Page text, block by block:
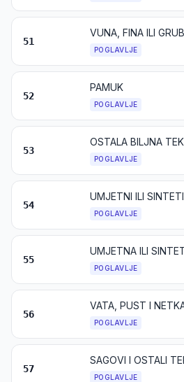
51
POGLAVLJE
52
PAMUK
POGLAVLJE
53
POGLAVLJE
54
POGLAVLJE
55
POGLAVLJE
56
POGLAVLJE
57
POGLAVLJE